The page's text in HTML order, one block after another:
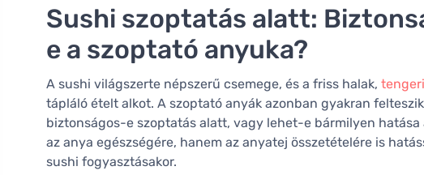
Sushi szoptatás alatt:
e a szoptató anyuka?
A sushi világszerte népszerű csemege, és a friss halak,
tápláló ételt alkot. A szoptató anyák azonban gyakran
biztonságos-e szoptatás alatt, vagy lehet-e bármilyen
az anya egészségére, hanem az anyatej összetételére is
sushi fogyasztásakor.